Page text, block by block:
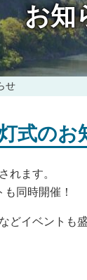
お知
せ
式のお
れます。
同時開催！
イベントも